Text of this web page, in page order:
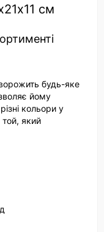
см
будь-яке
йому
кольори у
той, який